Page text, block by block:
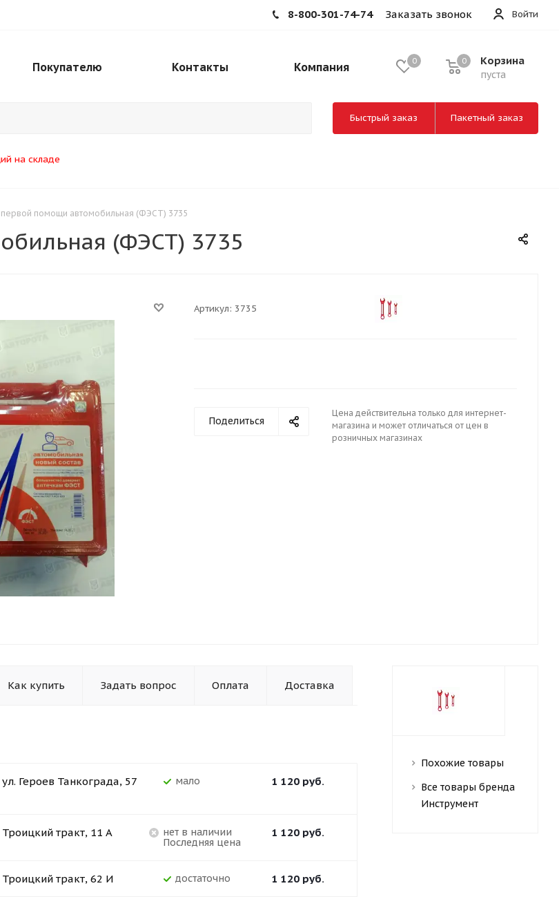
Войти
8-800-301-74-74 Заказать звонок
0 Корзина
пуста
0
Покупателю Контакты Компания
на складе
Быстрый заказ Пакетный заказ
первой помощи автомобильная (ФЭСТ) 3735
(ФЭСТ) 3735
Артикул: 3735
Поделиться
Цена действительна только для интернет-
магазина и может отличаться от цен в
розничных магазинах
Как купить Задать вопрос Оплата Доставка
Мало 1 120руб.
Героев Танкограда, 57
Нет в наличии
Последняя цена
1 120руб.
тракт, 11 А
Достаточно 1 120руб.
тракт, 62 И
Похожие товары
Все товары бренда
Инструмент